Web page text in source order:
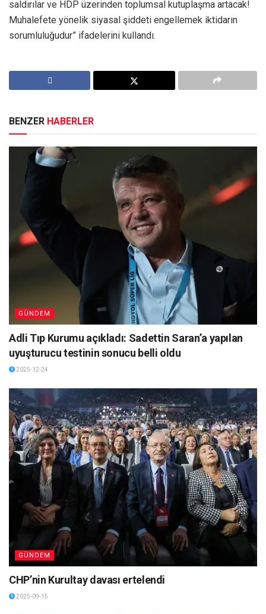
saldırılar ve HDP üzerinden toplumsal kutuplaşma artacak!
Muhalefete yönelik siyasal şiddeti engellemek iktidarın
sorumluluğudur” ifadelerini kullandı.
BENZER HABERLER
GÜNDEM
Adli Tıp Kurumu açıkladı: Sadettin Saran’a yapılan
uyuşturucu testinin sonucu belli oldu
2025-12-24
GÜNDEM
CHP’nin Kurultay davası ertelendi
2025-09-15